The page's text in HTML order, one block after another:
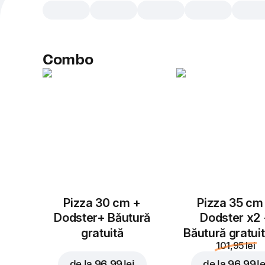
Combo
Pizza 30 cm +
Dodster+ Băutură
gratuită
Pizza 35 cm
Dodster x2
Băutură
101,95 lei